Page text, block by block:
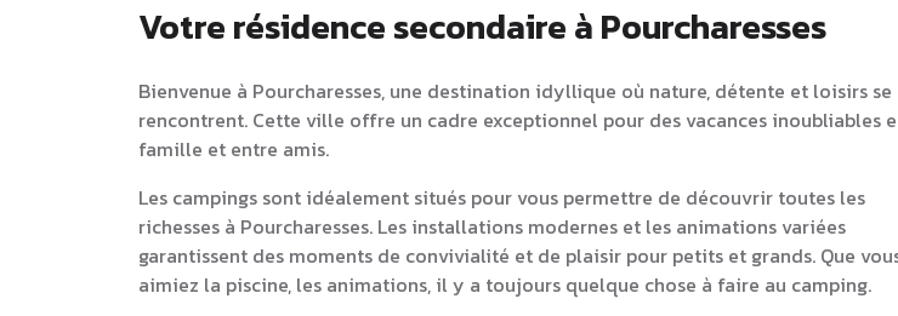
Votre résidence secondaire à Pourcharesses
Bienvenue à Pourcharesses, une destination idyllique où nature, détente et loisirs se
rencontrent. Cette ville offre un cadre exceptionnel pour des vacances inoubliables
famille et entre amis.
Les campings sont idéalement situés pour vous permettre de découvrir toutes les
richesses à Pourcharesses. Les installations modernes et les animations variées
garantissent des moments de convivialité et de plaisir pour petits et grands. Que
aimiez la piscine, les animations, il y a toujours quelque chose à faire au camping.